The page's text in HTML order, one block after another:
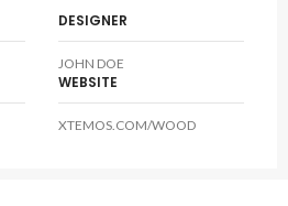
DESIGNER
JOHN DOE
WEBSITE
XTEMOS.COM/WOOD